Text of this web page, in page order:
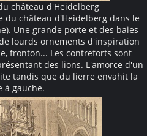
château d'Heidelberg
du château d'Heidelberg dans le
Une grande porte et des baies
lourds ornements d'inspiration
fronton... Les contreforts sont
des lions. L'amorce d'un
tandis que du lierre envahit la
à gauche.